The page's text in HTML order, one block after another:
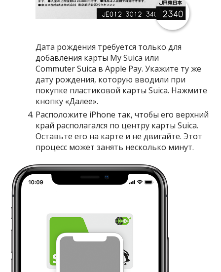
Дата рождения требуется только для
добавления карты My Suica или
Commuter Suica в Apple Pay. Укажите ту же
дату рождения, которую вводили при
покупке пластиковой карты Suica. Нажмите
кнопку «Далее».
Расположите iPhone так, чтобы его верхний
край располагался по центру карты Suica.
Оставьте его на карте и не двигайте. Этот
процесс может занять несколько минут.